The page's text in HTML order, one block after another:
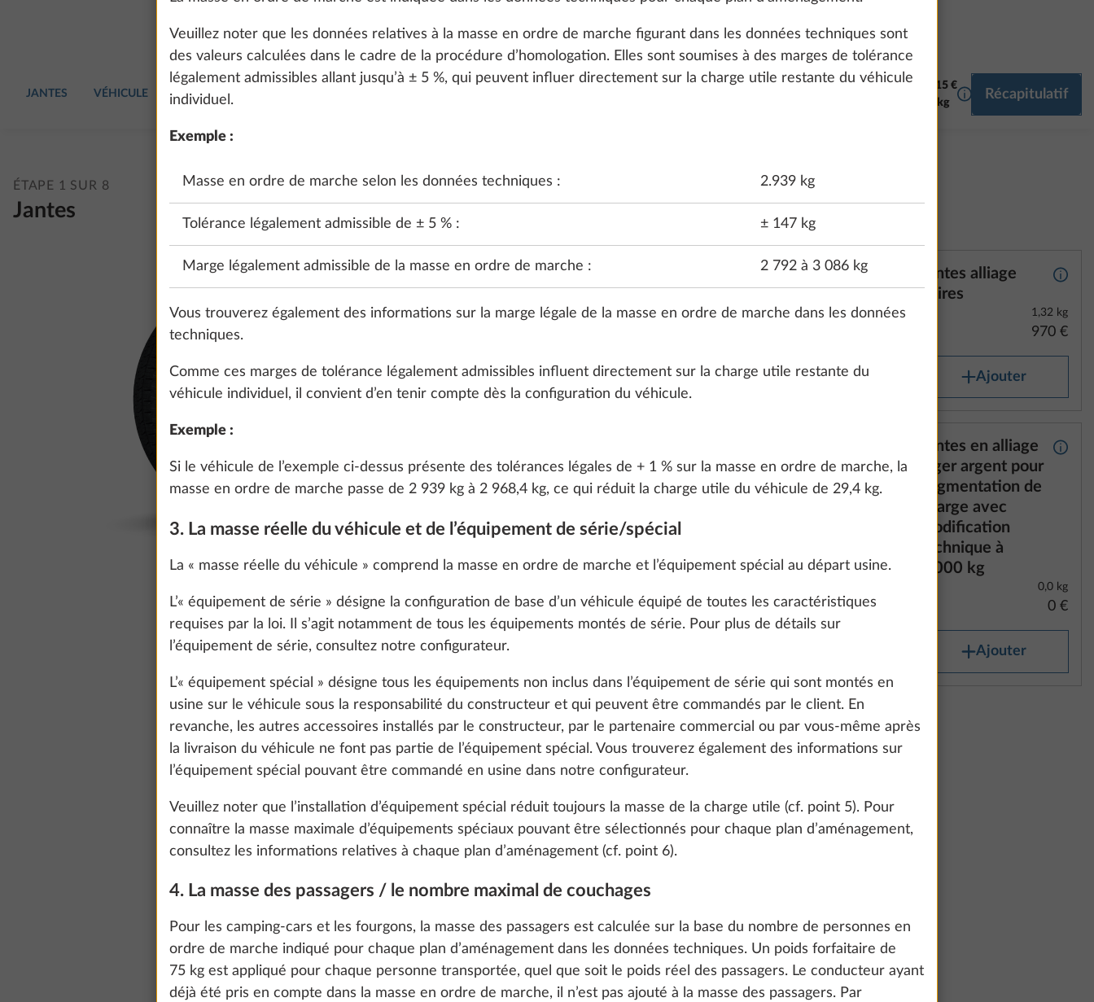
We use cookies to enable you to make the best possible use of our website and to
data for statistics and marketing only if you give us your consent by clicking on "Accept
all". You can revoke your consent at any time with effect for the future. You can find more
information about cookies and customization options by clicking on the "Show details" link.
37 215 €
77,0 kg
Plus d’informations
Récapitulatif
JANTES VÉHICULE GARNITURES
ÉTAPE 1 SUR 8
Jantes
Jantes acier avec
enjoliveurs
Plus d’informations
DE SÉRIE
Jantes alliage
noires
Plus
1,32 kg
970 €
Ajouter
772 €
Jantes en alliage
léger argent pour
augmentation de
charge avec
modification
technique à
2 000 kg
Plus
0,0 kg
0 €
Ajouter
Jantes en alliage
léger noires polies
pour
charge avec
modification
technique à
2 000 kg
Plus d’informations
Ajouter
Veuillez noter que les données relatives à la masse en ordre de marche figurant dans les données techniques sont
des valeurs calculées dans le cadre de la procédure d’homologation. Elles sont soumises à des marges de tolérance
légalement admissibles allant jusqu’à ± 5 %, qui peuvent influer directement sur la charge utile restante du véhicule
individuel.
Exemple :
Masse en ordre de marche selon les données techniques : 2.939 kg
Tolérance légalement admissible de ± 5 % : ± 147 kg
Marge légalement admissible de la masse en ordre de marche : 2 792 à 3 086 kg
Vous trouverez également des informations sur la marge légale de la masse en ordre de marche dans les données
techniques.
Comme ces marges de tolérance légalement admissibles influent directement sur la charge utile restante du
véhicule individuel, il convient d’en tenir compte dès la configuration du véhicule.
Exemple :
Si le véhicule de l’exemple ci-dessus présente des tolérances légales de + 1 % sur la masse en ordre de marche, la
masse en ordre de marche passe de 2 939 kg à 2 968,4 kg, ce qui réduit la charge utile du véhicule de 29,4 kg.
3. La masse réelle du véhicule et de l’équipement de série/spécial
La « masse réelle du véhicule » comprend la masse en ordre de marche et l’équipement spécial au départ usine.
L’« équipement de série » désigne la configuration de base d’un véhicule équipé de toutes les caractéristiques
requises par la loi. Il s’agit notamment de tous les équipements montés de série. Pour plus de détails sur
l’équipement de série, consultez notre configurateur.
L’« équipement spécial » désigne tous les équipements non inclus dans l’équipement de série qui sont montés en
usine sur le véhicule sous la responsabilité du constructeur et qui peuvent être commandés par le client. En
revanche, les autres accessoires installés par le constructeur, par le partenaire commercial ou par vous-même après
la livraison du véhicule ne font pas partie de l’équipement spécial. Vous trouverez également des informations sur
l’équipement spécial pouvant être commandé en usine dans notre configurateur.
Veuillez noter que l’installation d’équipement spécial réduit toujours la masse de la charge utile (cf. point 5). Pour
connaître la masse maximale d’équipements spéciaux pouvant être sélectionnés pour chaque plan d’aménagement,
consultez les informations relatives à chaque plan d’aménagement (cf. point 6).
4. La masse des passagers / le nombre maximal de couchages
Pour les camping-cars et les fourgons, la masse des passagers est calculée sur la base du nombre de personnes en
ordre de marche indiqué pour chaque plan d’aménagement dans les données techniques. Un poids forfaitaire de
75 kg est appliqué pour chaque personne transportée, quel que soit le poids réel des passagers. Le conducteur ayant
déjà été pris en compte dans la masse en ordre de marche, il n’est pas ajouté à la masse des passagers. Par